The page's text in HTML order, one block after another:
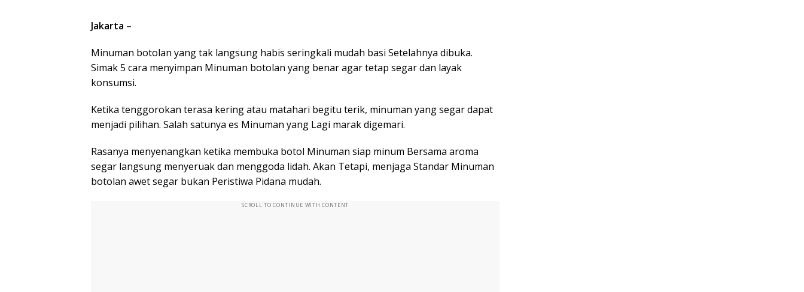
Jakarta –
Minuman botolan yang tak langsung habis seringkali mudah basi Setelahnya dibuka.
Simak 5 cara menyimpan Minuman botolan yang benar agar tetap segar dan layak
konsumsi.
Ketika tenggorokan terasa kering atau matahari begitu terik, minuman yang segar dapat
menjadi pilihan. Salah satunya es Minuman yang Lagi marak digemari.
Rasanya menyenangkan ketika membuka botol Minuman siap minum Bersama aroma
segar langsung menyeruak dan menggoda lidah. Akan Tetapi, menjaga Standar Minuman
botolan awet segar bukan Peristiwa Pidana mudah.
SCROLL TO CONTINUE WITH CONTENT